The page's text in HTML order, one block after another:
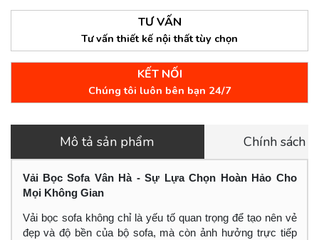
TƯ VẤN
Tư vấn thiết kế nội thất tùy chọn
KẾT NỐI
Chúng tôi luôn bên bạn 24/7
Mô tả sản phẩm Chính sách
Vải Bọc Sofa Vân Hà - Sự Lựa Chọn Hoàn Hảo Cho
Mọi Không Gian
Vải bọc sofa không chỉ là yếu tố quan trọng để tạo nên vẻ
đẹp và độ bền của bộ sofa, mà còn ảnh hưởng trực tiếp